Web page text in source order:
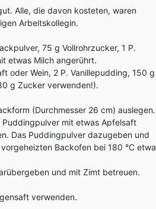
Alle, die davon kosteten, waren
Arbeitskollegin.
75 g Vollrohrzucker, 1 P.
etwas Milch angerührt.
oder Wein, 2 P. Vanillepudding, 150 g
g Zucker verwenden!).
(Durchmesser 26 cm) auslegen.
mit etwas Apfelsaft
Das Puddingpulver dazugeben und
Backofen bei 180 °C etwa
und mit Zimt betreuen.
verwenden.